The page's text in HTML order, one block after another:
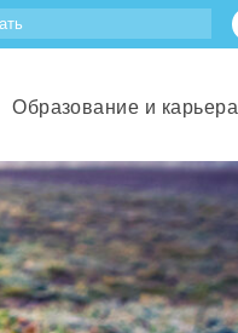
Образование и карьера